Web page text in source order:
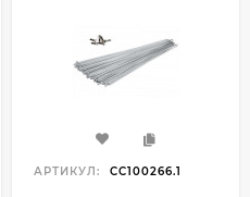
АРТИКУЛ: CC100266.1